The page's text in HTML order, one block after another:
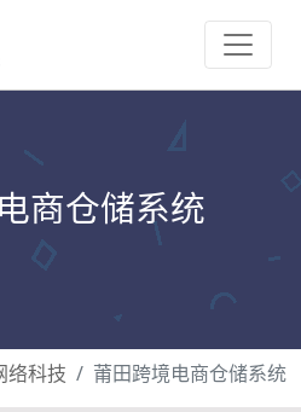
商仓储系统
络科技 莆田跨境电商仓储系统